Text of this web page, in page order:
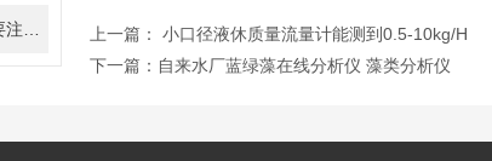
上一篇： 小口径液休质量流量计能测到0.5-10kg/H
下一篇： 自来水厂蓝绿藻在线分析仪 藻类分析仪